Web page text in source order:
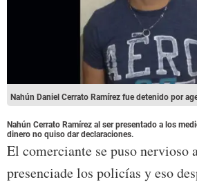
Nahún Daniel Cerrato Ramírez fue detenido por
Nahún Cerrato Ramírez al ser presentado a los
dinero no quiso dar declaraciones.
El comerciante se puso nervioso
presenciade los policías y eso